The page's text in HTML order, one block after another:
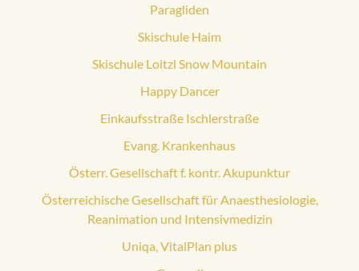
Paragliden
Skischule Haim
Skischule Loitzl Snow Mountain
Happy Dancer
Einkaufsstraße Ischlerstraße
Evang. Krankenhaus
Österr. Gesellschaft f. kontr. Akupunktur
Österreichische Gesellschaft für Anaesthesiologie,
Reanimation und Intensivmedizin
Uniqa, VitalPlan plus